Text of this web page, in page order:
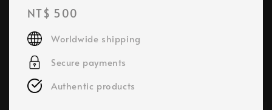
Regular
price
NT$ 500
Worldwide shipping
Secure payments
Authentic products